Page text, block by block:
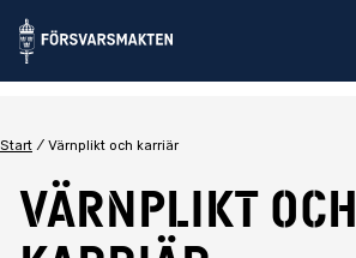
Start Värnplikt och karriär
Värnplikt och